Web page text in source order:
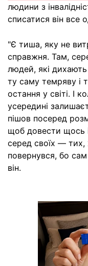
людини з
списатися він все
"Є тиша, яку не
справжня. Там,
людей, які
ту саму темряву і
остання у світі. І
усередині
пішов посеред
щоб довести щось
серед своїх —
повернувся, бо
він.